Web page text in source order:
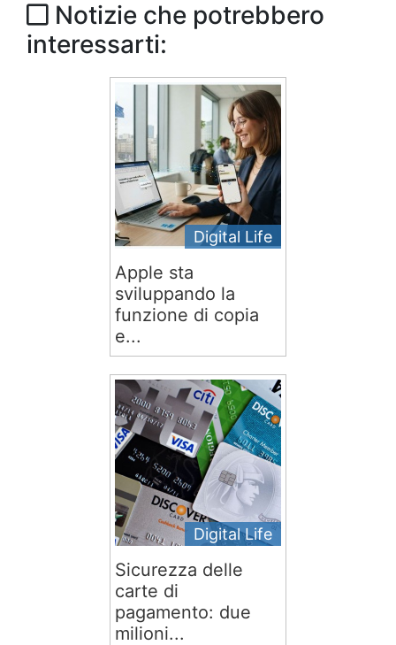
Notizie che potrebbero
interessarti:
Digital Life
Apple sta
sviluppando la
funzione di copia
e...
Digital Life
Sicurezza delle
carte di
pagamento: due
milioni...